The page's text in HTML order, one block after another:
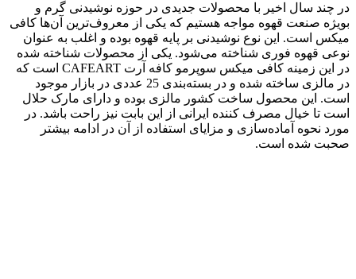
در چند سال اخیر با محصولات جدیدی در حوزه نوشیدنی گرم و
بویژه صنعت قهوه مواجه هستیم که یکی از معروف‌ترین آن‌ها کافی
میکس است. این نوع نوشیدنی بر پایه قهوه بوده و اغلب به عنوان
نوعی قهوه فوری شناخته می‌شود. یکی از محصولات شناخته شده
در این زمینه کافی میکس سوپرمو کافه آرت CAFEART است که
در مالزی ساخته شده و در بسته‌بندی 25 عددی در بازار موجود
است. این محصول ساخت کشور مالزی بوده و دارای مارک حلال
است تا خیال مصرف کننده ایرانی از این بابت نیز راحت باشد. در
مورد نحوه آماده‌سازی و مزایای استفاده از آن در ادامه بیشتر
صحبت شده است.